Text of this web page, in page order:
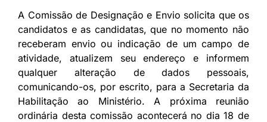
A Comissão de Designação e Envio solicita que os
candidatos e as candidatas, que no momento não
receberam envio ou indicação de um campo de
atividade, atualizem seu endereço e informem
qualquer alteração de dados pessoais,
comunicando-os, por escrito, para a Secretaria da
Habilitação ao Ministério. A próxima reunião
ordinária desta comissão acontecerá no dia 18 de